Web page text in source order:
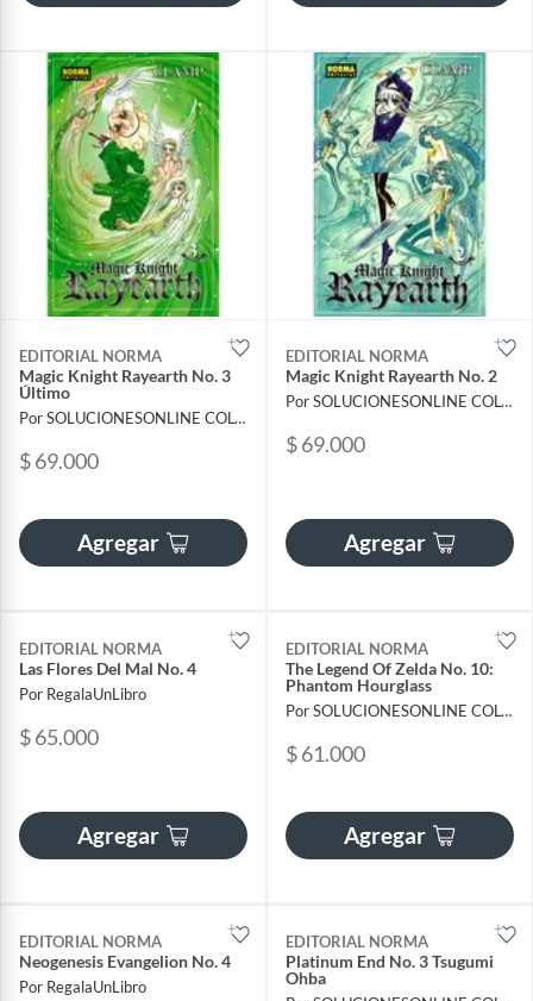
EDITORIAL NORMA
Magic Knight Rayearth No. 3
Último
Por SOLUCIONESONLINE COLOMBIA SAS
$ 69.000
Agregar
EDITORIAL NORMA
Magic Knight Rayearth No. 2
Por SOLUCIONESONLINE COLOMBIA SAS
$ 69.000
Agregar
EDITORIAL NORMA
Las Flores Del Mal No. 4
Por RegalaUnLibro
$ 65.000
Agregar
EDITORIAL NORMA
The Legend Of Zelda No. 10:
Phantom Hourglass
Por SOLUCIONESONLINE COLOMBIA SAS
$ 61.000
Agregar
EDITORIAL NORMA
Neogenesis Evangelion No. 4
Por RegalaUnLibro
EDITORIAL NORMA
Platinum End No. 3 Tsugumi
Ohba